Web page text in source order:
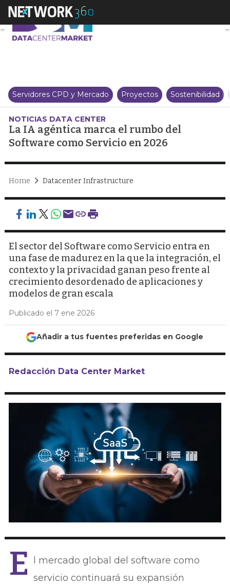
La IA agéntica marca el rumbo
Servidores CPD y Mercado Proyectos Sostenibilidad
NOTICIAS DATA CENTER
La IA agéntica marca el rumbo del
Software como Servicio en 2026
Home Datacenter Infrastructure
El sector del Software como Servicio entra en
una fase de madurez en la que la integración, el
contexto y la privacidad ganan peso frente al
crecimiento desordenado de aplicaciones y
modelos de gran escala
Publicado el 7 ene 2026
Añadir a tus fuentes preferidas en Google
Redacción Data Center Market
E
l mercado global del software como
servicio continuará su expansión